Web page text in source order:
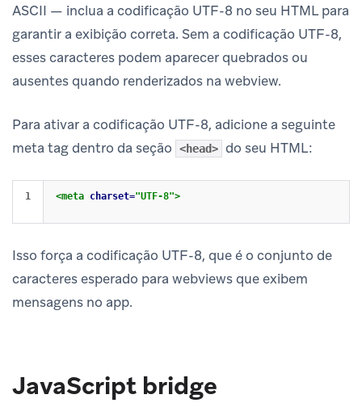
ASCII — inclua a codificação UTF-8 no seu HTML para
garantir a exibição correta. Sem a codificação UTF-8,
esses caracteres podem aparecer quebrados ou
ausentes quando renderizados na webview.
Para ativar a codificação UTF-8, adicione a seguinte
meta tag dentro da seção
<head> do seu HTML:
<meta charset="UTF-8">
Isso força a codificação UTF-8, que é o conjunto de
caracteres esperado para webviews que exibem
mensagens no app.
JavaScript bridge